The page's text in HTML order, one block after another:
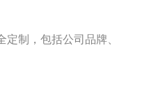
制，包括公司品牌、